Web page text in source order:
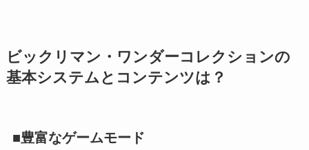
ビックリマン・ワンダーコレクションの
基本システムとコンテンツは？
■豊富なゲームモード